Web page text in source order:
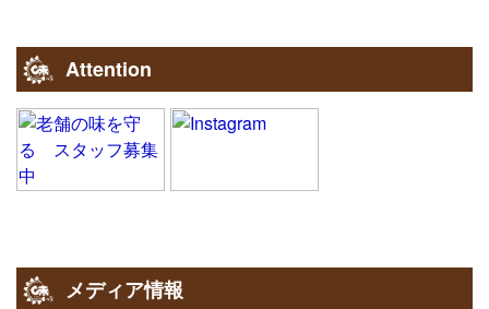
Attention
メディア情報